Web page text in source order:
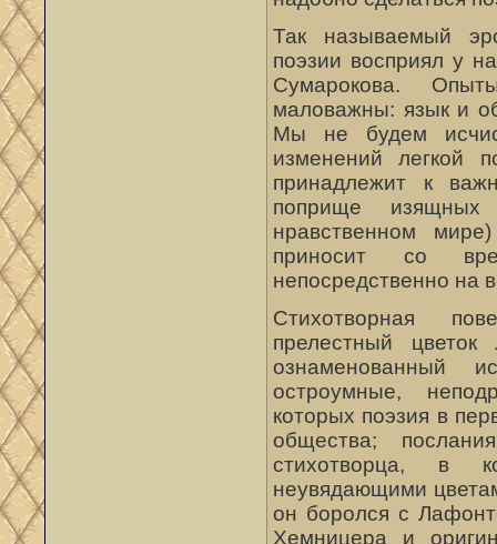
Так называемый
поэзии восприял у
Сумарокова.
маловажны: язык и
Мы не будем
изменений легкой
принадлежит к
поприще
нравственном
приносит со
непосредственно на
Стихотворная
прелестный
ознаменованный
остроумные,
которых поэзия в
общества;
стихотворца, в
неувядающими
он боролся с
Хемницера и